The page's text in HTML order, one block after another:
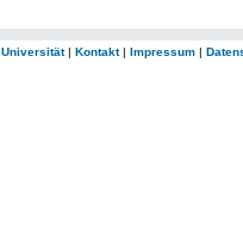
Universität| Kontakt| Impressum |